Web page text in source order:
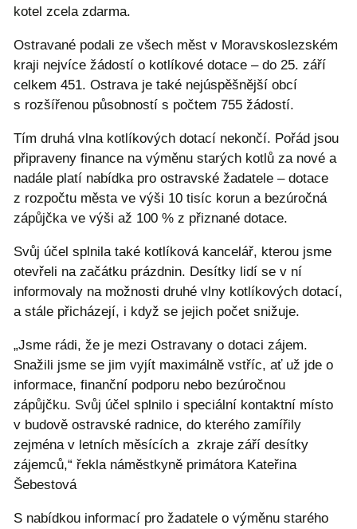
kotel zcela zdarma.
Ostravané podali ze všech měst v Moravskoslezském
kraji nejvíce žádostí o kotlíkové dotace – do 25. září
celkem 451. Ostrava je také nejúspěšnější obcí
s rozšířenou působností s počtem 755 žádostí.
Tím druhá vlna kotlíkových dotací nekončí. Pořád jsou
připraveny finance na výměnu starých kotlů za nové a
nadále platí nabídka pro ostravské žadatele – dotace
z rozpočtu města ve výši 10 tisíc korun a bezúročná
zápůjčka ve výši až 100 % z přiznané dotace.
Svůj účel splnila také kotlíková kancelář, kterou jsme
otevřeli na začátku prázdnin. Desítky lidí se v ní
informovaly na možnosti druhé vlny kotlíkových dotací,
a stále přicházejí, i když se jejich počet snižuje.
„Jsme rádi, že je mezi Ostravany o dotaci zájem.
Snažili jsme se jim vyjít maximálně vstříc, ať už jde o
informace, finanční podporu nebo bezúročnou
zápůjčku. Svůj účel splnilo i speciální kontaktní místo
v budově ostravské radnice, do kterého zamířily
zejména v letních měsících a zkraje září desítky
zájemců,“ řekla náměstkyně primátora Kateřina
Šebestová
S nabídkou informací pro žadatele o výměnu starého